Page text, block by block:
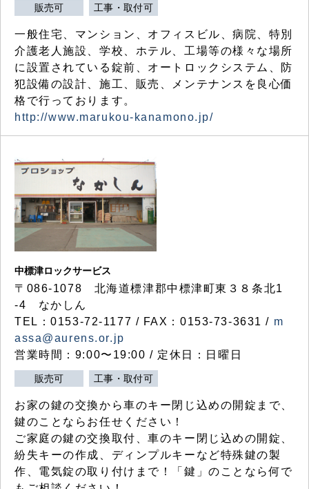
販売可 工事・取付可
一般住宅、マンション、オフィスビル、病院、特別
介護老人施設、学校、ホテル、工場等の様々な場所
に設置されている錠前、オートロックシステム、防
犯設備の設計、施工、販売、メンテナンスを良心価
格で行っております。
http://www.marukou-kanamono.jp/
中標津ロックサービス
〒086-1078 北海道標津郡中標津町東３８条北1
-4 なかしん
TEL：0153-72-1177 / FAX：0153-73-3631 / m
assa@aurens.or.jp
営業時間：9:00〜19:00 / 定休日：日曜日
販売可 工事・取付可
お家の鍵の交換から車のキー閉じ込めの開錠まで、
鍵のことならお任せください！
ご家庭の鍵の交換取付、車のキー閉じ込めの開錠、
紛失キーの作成、ディンプルキーなど特殊鍵の製
作、電気錠の取り付けまで！「鍵」のことなら何で